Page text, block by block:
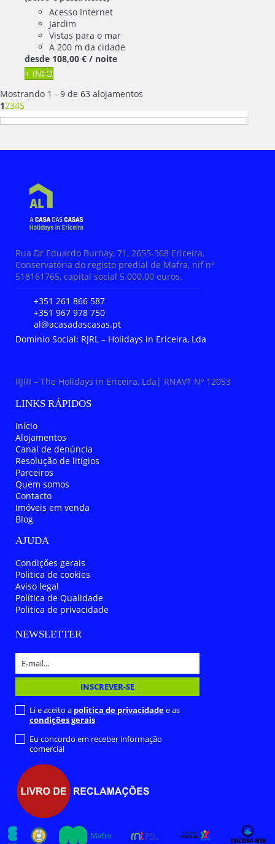
Acesso Internet
Jardim
Vistas para o mar
A 200 m da cidade
desde 108,00 € / noite
+ INFO
Mostrando 1 - 9 de 63 alojamentos
12345
Rua Dr Eduardo Burnay, 71, 2655-368 Ericeira,
Conservatória do registo predial de Mafra, nif nº
518161765, capital social 5.000.00 euros.
+351 261 866 587
+351 967 978 750
al@acasadascasas.pt
Domínio Social: RJRL – Holidays in Ericeira, Lda
RJRI – The Holidays in Ericeira, Lda| RNAVT Nº 12053
LINKS RÁPIDOS
Início
Alojamentos
Canal de denúncia
Resolução de litígios
Parceiros
Quem somos
Contacto
Imóveis em venda
Blog
AJUDA
Condições gerais
Politica de cookies
Aviso legal
Política de Qualidade
Politica de privacidade
NEWSLETTER
Li e aceito a politica de privacidadee as
condições gerais
Eu concordo em receber informação
comercial